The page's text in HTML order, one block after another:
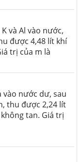
và Al vào nước,
được 4,48 lít khí
trị của m là
vào nước dư, sau
thu được 2,24 lít
tan. Giá trị